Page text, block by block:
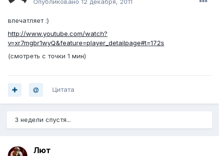
Опубликовано 12 декабря, 2011
впечатляет :)
http://www.youtube.com/watch?
v=xr7mgbr1wyQ&feature=player_detailpage#t=172s
(смотреть с точки 1 мин)
Цитата
3 недели спустя...
Лют